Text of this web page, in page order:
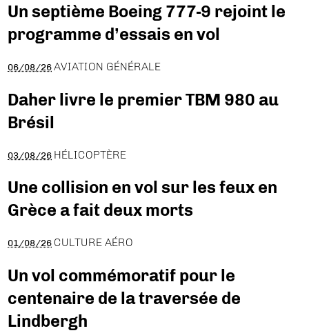
Un septième Boeing 777-9 rejoint le
programme d’essais en vol
06/08/26 AVIATION GÉNÉRALE
Daher livre le premier TBM 980 au
Brésil
03/08/26 HÉLICOPTÈRE
Une collision en vol sur les feux en
Grèce a fait deux morts
01/08/26 CULTURE AÉRO
Un vol commémoratif pour le
centenaire de la traversée de
Lindbergh